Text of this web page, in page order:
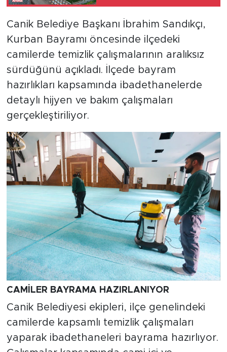
Canik Belediye Başkanı İbrahim Sandıkçı,
Kurban Bayramı öncesinde ilçedeki
camilerde temizlik çalışmalarının aralıksız
sürdüğünü açıkladı. İlçede bayram
hazırlıkları kapsamında ibadethanelerde
detaylı hijyen ve bakım çalışmaları
gerçekleştiriliyor.
CAMİLER BAYRAMA HAZIRLANIYOR
Canik Belediyesi ekipleri, ilçe genelindeki
camilerde kapsamlı temizlik çalışmaları
yaparak ibadethaneleri bayrama hazırlıyor.